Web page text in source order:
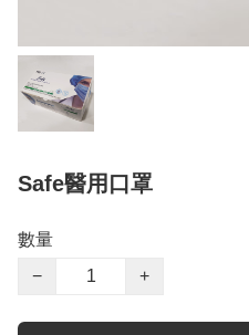
Safe醫用口罩
數量
−
+